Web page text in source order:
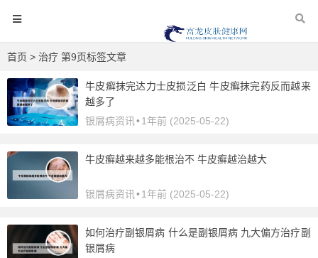
首页 > 治疗 第9页标签文章
牛皮癣抹完达力士皮损泛白 牛皮癣抹完药反而越来
越多了
银屑病资讯 •1年前 (2025-05-22)
牛皮癣越来越多能根治不 牛皮癣越治越大
银屑病资讯 •1年前 (2025-05-22)
如何治疗副银屑病 什么是副银屑病 九大偏方治疗副
银屑病